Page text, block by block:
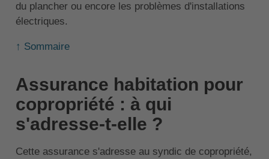
du plancher ou encore les problèmes d'installations
électriques.
↑ Sommaire
Assurance habitation pour
copropriété : à qui
s'adresse-t-elle ?
Cette assurance s'adresse au syndic de copropriété,